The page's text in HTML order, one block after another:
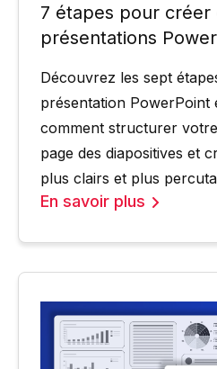
7 étapes pour créer
présentations
Découvrez les sept
présentation PowerPoint
comment structurer
page des diapositives et
plus clairs et plus
En savoir plus